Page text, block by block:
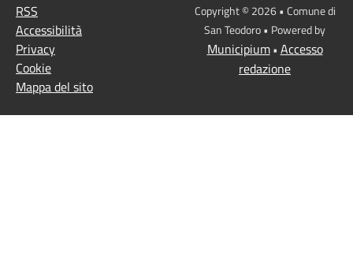
RSS
Accessibilità
Privacy
Cookie
Mappa del sito
Copyright © 2026 • Comune di
San Teodoro • Powered by
Municipium• Accesso
redazione